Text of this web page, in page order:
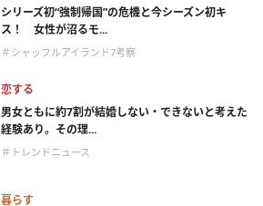
シリーズ初“強制帰国”の危機と今シーズン初キ
ス！ 女性が沼るモ...
＃シャッフルアイランド7考察
恋する
男女ともに約7割が結婚しない・できないと考えた
経験あり。その理...
＃トレンドニュース
暮らす